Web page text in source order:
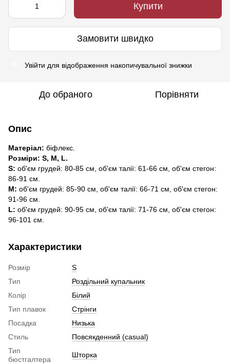
Купити
Замовити швидко
Увійти для відображення накопичувальної знижки
До обраного Порівняти
Опис
Матеріал: біфлекс.
Розміри: S, M, L.
S: об'єм грудей: 80-85 см, об'єм талії: 61-66 см, об'єм стегон:
86-91 см.
М: об'єм грудей: 85-90 см, об'єм талії: 66-71 см, об'єм стегон:
91-96 см.
L: об'єм грудей: 90-95 см, об'єм талії: 71-76 см, об'єм стегон:
96-101 см.
Характеристики
Розмір
S
Тип
Роздільний купальник
Колір
Білий
Тип плавок
Стрінги
Посадка
Низька
Стиль
Повсякденний (casual)
Тип
бюстгалтера
Шторка